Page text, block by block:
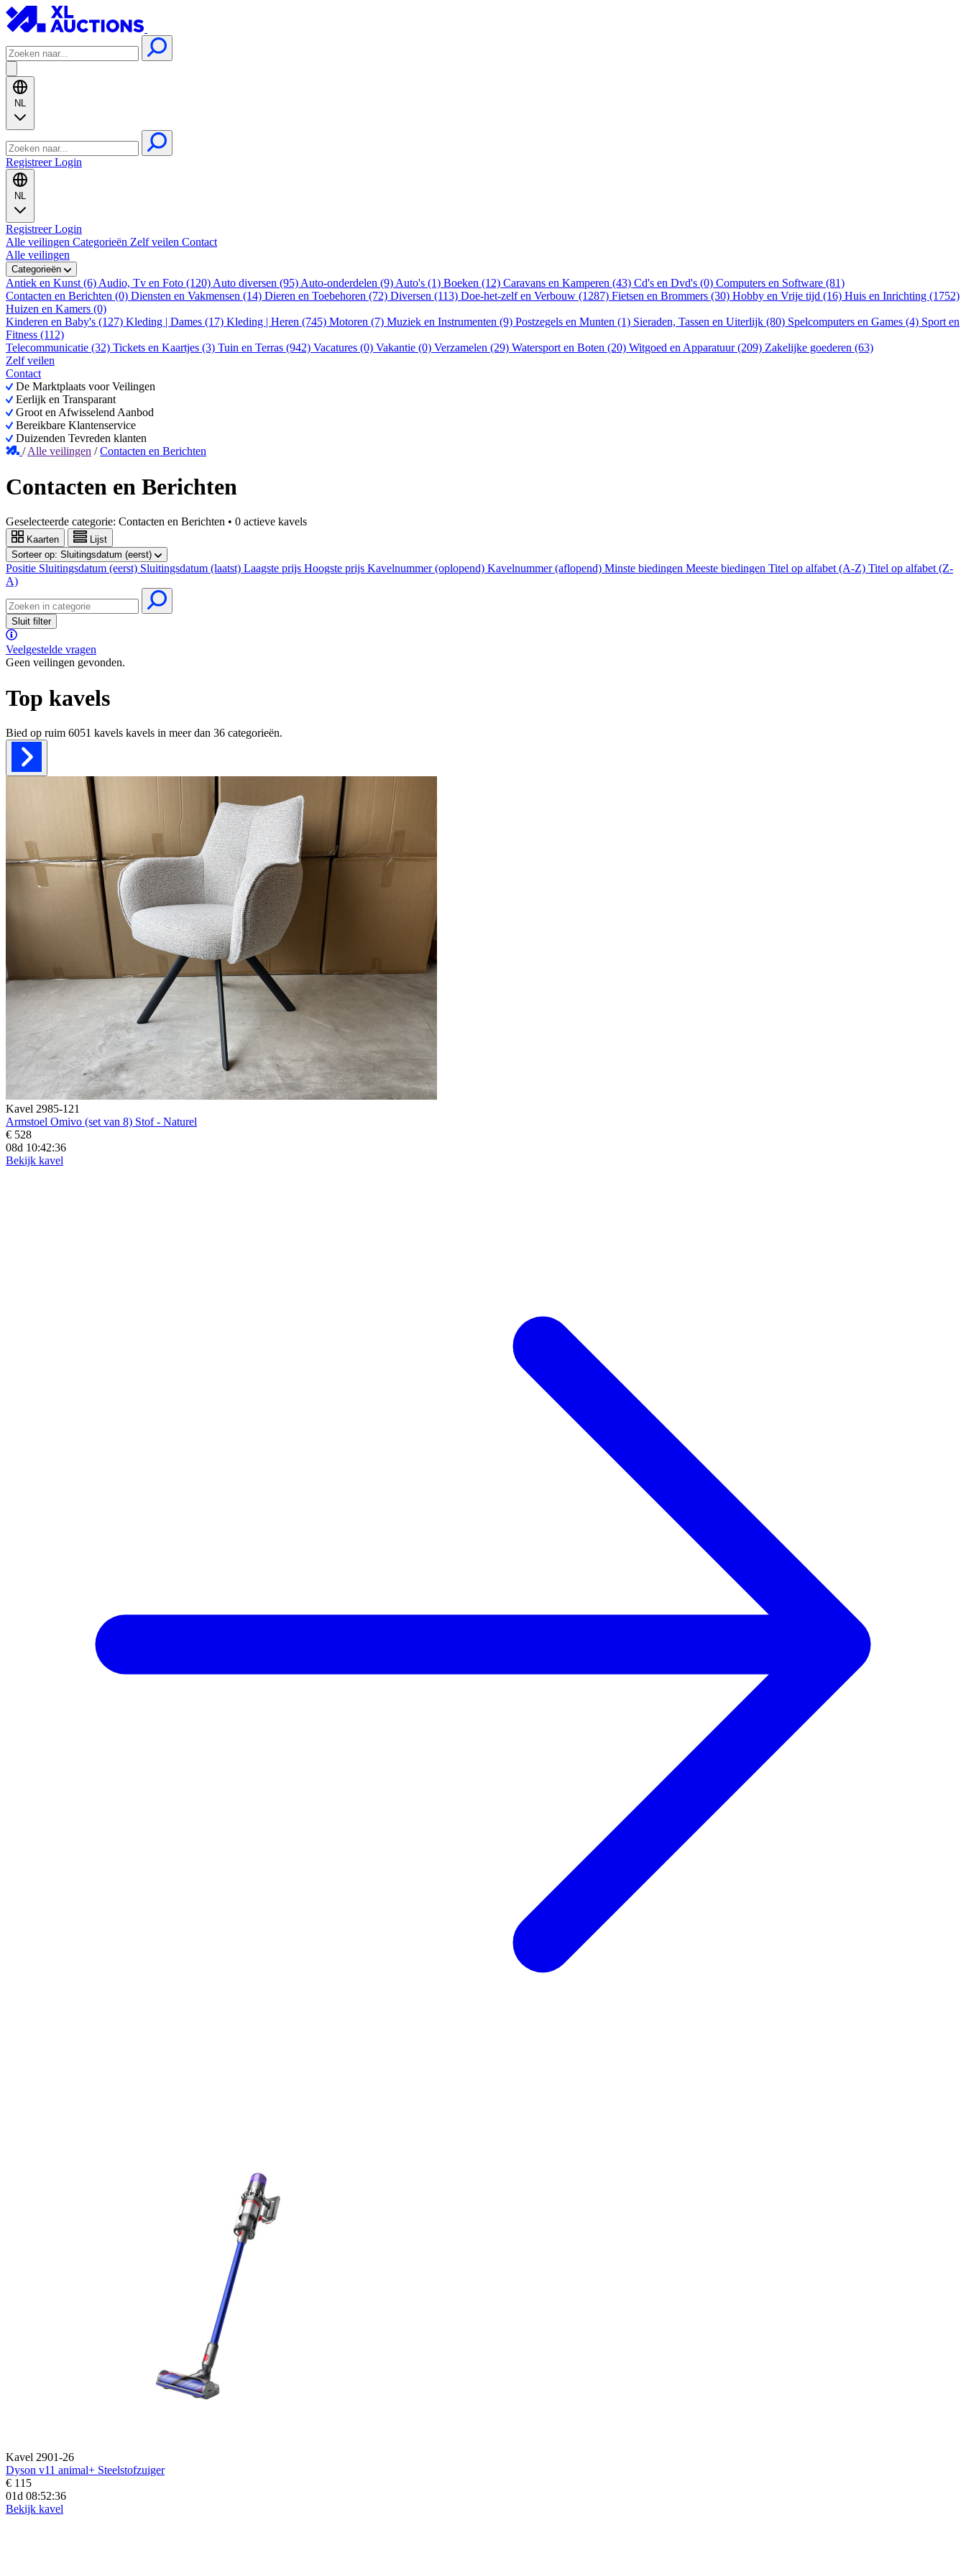
NL
RegistreerLogin
NL
RegistreerLogin
Alle veilingen Categorieën Zelf veilen Contact
Alle veilingen
Categorieën
Antiek en Kunst (6) Audio, Tv en Foto (120) Auto diversen (95) Auto-onderdelen (9) Auto's (1) Boeken (12) Caravans en Kamperen (43) Cd's en Dvd's (0) Computers en Software (81)
Contacten en Berichten (0) Diensten en Vakmensen (14) Dieren en Toebehoren (72) Diversen (113) Doe-het-zelf en Verbouw (1287) Fietsen en Brommers (30) Hobby en Vrije tijd (16) Huis en Inrichting (1752)
Huizen en Kamers (0)
Kinderen en Baby's (127) Kleding | Dames (17) Kleding | Heren (745) Motoren (7) Muziek en Instrumenten (9) Postzegels en Munten (1) Sieraden, Tassen en Uiterlijk (80) Spelcomputers en Games (4) Sport en
Fitness (112)
Telecommunicatie (32) Tickets en Kaartjes (3) Tuin en Terras (942) Vacatures (0) Vakantie (0) Verzamelen (29) Watersport en Boten (20) Witgoed en Apparatuur (209) Zakelijke goederen (63)
Zelf veilen
Contact
De Marktplaats voor Veilingen
Eerlijk en Transparant
Groot en Afwisselend Aanbod
Bereikbare Klantenservice
Duizenden Tevreden klanten
/Alle veilingen /Contacten en Berichten
Contacten en Berichten
Geselecteerde categorie: Contacten en Berichten • 0 actieve kavels
Kaarten
Lijst
Sorteer op: Sluitingsdatum (eerst)
Positie Sluitingsdatum (eerst) Sluitingsdatum (laatst) Laagste prijs Hoogste prijs Kavelnummer (oplopend) Kavelnummer (aflopend) Minste biedingen Meeste biedingen Titel op alfabet (A-Z) Titel op alfabet (Z-
A)
Sluit filter
Veelgestelde vragen
Geen veilingen gevonden.
Top kavels
Bied op ruim 6051 kavels kavels in meer dan 36 categorieën.
Kavel 2985-121
Armstoel Omivo (set van 8) Stof - Naturel
€ 528
08d 10:42:35
Bekijk kavel
Kavel 2901-26
Dyson v11 animal+ Steelstofzuiger
€ 115
01d 08:52:35
Bekijk kavel